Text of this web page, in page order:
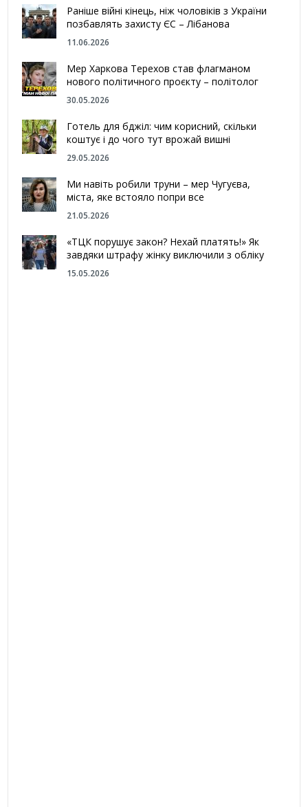
Раніше війні кінець, ніж чоловіків з України
позбавлять захисту ЄС – Лібанова
11.06.2026
Мер Харкова Терехов став флагманом
нового політичного проєкту – політолог
30.05.2026
Готель для бджіл: чим корисний, скільки
коштує і до чого тут врожай вишні
29.05.2026
Ми навіть робили труни – мер Чугуєва,
міста, яке встояло попри все
21.05.2026
«ТЦК порушує закон? Нехай платять!» Як
завдяки штрафу жінку виключили з обліку
15.05.2026